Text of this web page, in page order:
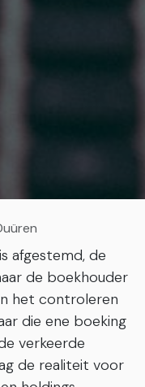
afgestemd, de
de boekhouder
het controleren
die ene boeking
verkeerde
de realiteit voor